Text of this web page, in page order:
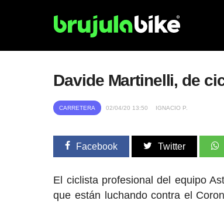
Davide Martinelli, de
CARRETERA 02/04/20 13:50 IGNACIO P.
Facebook Twitter
El ciclista profesional del equipo
que están luchando contra el